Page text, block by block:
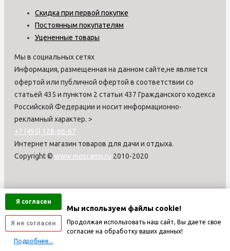
Я согласен
Я не согласен
Подробнее...
Мы используем файлы cookie!
Продолжая использовать наш сайт, Вы даете свое
согласие на обработку ваших данных!
Скидка при первой покупке
Постоянным покупателям
Уцененные товары
Мы в социальных сетях
Информация, размещенная на данном сайте,не является
офертой или публичной офертой в соответствии со
статьей 435 и пунктом 2 статьи 437 Гражданского кодекса
Российской Федерации и носит информационно-
рекламный характер. >
+7 (495) 128-66-67
Интернет магазин товаров для дачи и отдыха.
Copyright © www.moscamp.ru 2010-2020